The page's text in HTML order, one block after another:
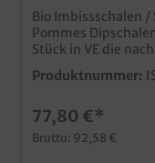
Bio Imbissschalen
Pommes
Stück in VE die nachhaltige Variante zu den bekannten
PP Imbissschalen / A Schalen
abbaubarem,
Food Truck, Kantine, usw. in verschiedenen
auch
Produktnummer:
77,80 €*
Brutto: 92,58 €